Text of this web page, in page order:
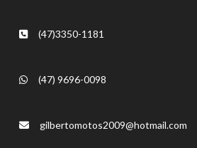
(47)3350-1181
(47) 9696-0098
gilbertomotos2009@hotmail.com